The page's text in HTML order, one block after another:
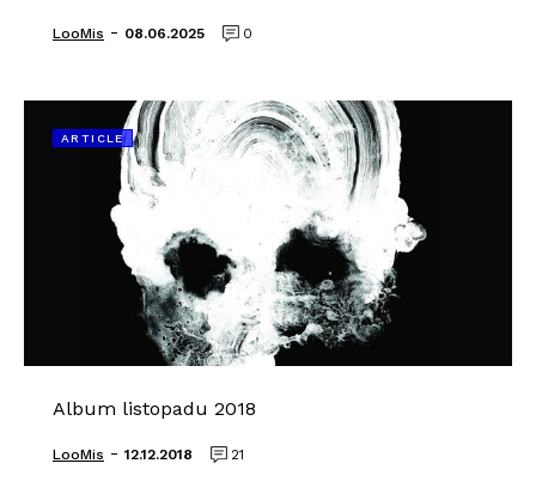
LooMis - 08.06.2025 0
ARTICLE
Album listopadu 2018
LooMis - 12.12.2018 21